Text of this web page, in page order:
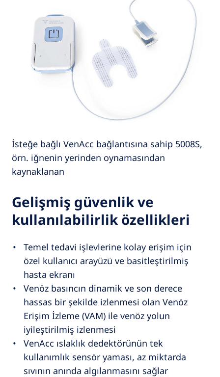
İsteğe bağlı VenAcc bağlantısına sahip 5008S,
örn. iğnenin yerinden oynamasından
kaynaklanan
Gelişmiş güvenlik ve
kullanılabilirlik özellikleri
Temel tedavi işlevlerine kolay erişim için
özel kullanıcı arayüzü ve basitleştirilmiş
hasta ekranı
Venöz basıncın dinamik ve son derece
hassas bir şekilde izlenmesi olan Venöz
Erişim İzleme (VAM) ile venöz yolun
iyileştirilmiş izlenmesi
VenAcc ıslaklık dedektörünün tek
kullanımlık sensör yaması, az miktarda
sıvının anında algılanmasını sağlar